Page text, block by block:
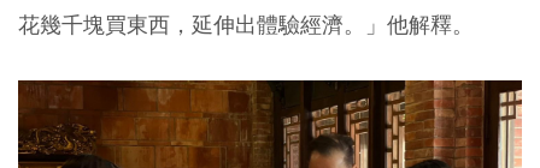
花幾千塊買東西，延伸出體驗經濟。」他解釋。